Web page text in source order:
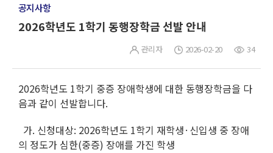
공지사항
2026학년도 1학기 동행장학금 선발 안내
관리자 2026-02-20 34
2026학년도 1학기 중증 장애학생에 대한 동행장학금을 다
음과 같이 선발합니다.
가. 신청대상: 2026학년도 1학기 재학생·신입생 중 장애
의 정도가 심한(중증) 장애를 가진 학생